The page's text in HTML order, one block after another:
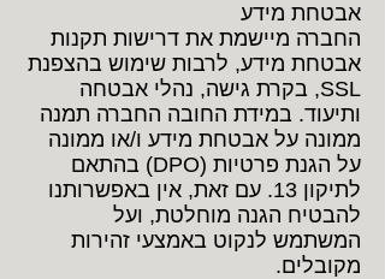
אבטחת מידע
החברה מיישמת את דרישות תקנות
אבטחת מידע, לרבות שימוש בהצפנת
SSL, בקרת גישה, נהלי אבטחה
ותיעוד. במידת החובה החברה תמנה
ממונה על אבטחת מידע ו/או ממונה
על הגנת פרטיות (DPO) בהתאם
לתיקון 13. עם זאת, אין באפשרותנו
להבטיח הגנה מוחלטת, ועל
המשתמש לנקוט באמצעי זהירות
מקובלים.